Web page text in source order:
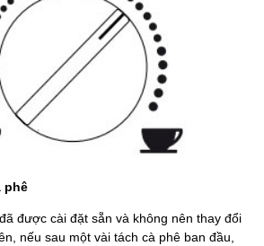
phê
được cài đặt sẵn và không nên thay đổi
nếu sau một vài tách cà phê ban đầu,